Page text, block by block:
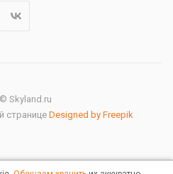
Skyland.ru
странице Designed by Freepik